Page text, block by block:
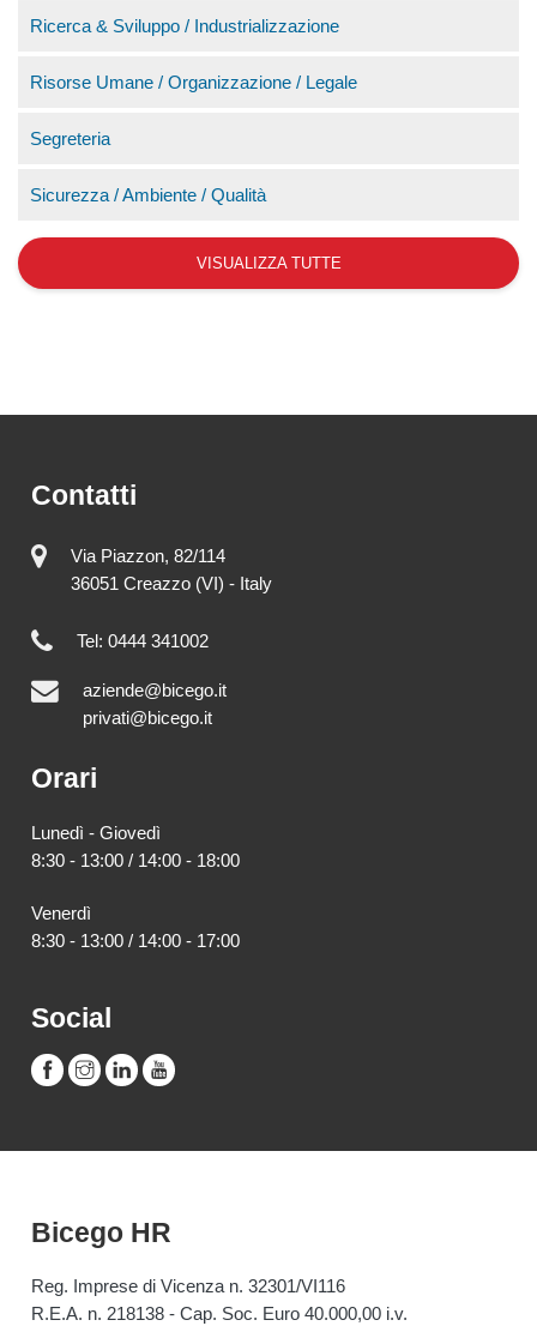
Ricerca & Sviluppo / Industrializzazione
Risorse Umane / Organizzazione / Legale
Segreteria
Sicurezza / Ambiente / Qualità
VISUALIZZA TUTTE
Contatti
Via Piazzon, 82/114
36051 Creazzo (VI) - Italy
Tel: 0444 341002
aziende@bicego.it
privati@bicego.it
Orari
Lunedì - Giovedì
8:30 - 13:00 / 14:00 - 18:00
Venerdì
8:30 - 13:00 / 14:00 - 17:00
Social
Bicego HR
Reg. Imprese di Vicenza n. 32301/VI116
R.E.A. n. 218138 - Cap. Soc. Euro 40.000,00 i.v.